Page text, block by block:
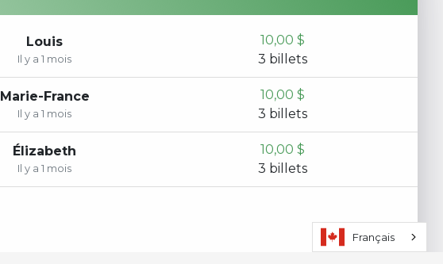
Louis
Il y a 1 mois
10,00 $
3 billets
Marie-France
Il y a 1 mois
10,00 $
3 billets
Élizabeth
Il y a 1 mois
10,00 $
3 billets
Français